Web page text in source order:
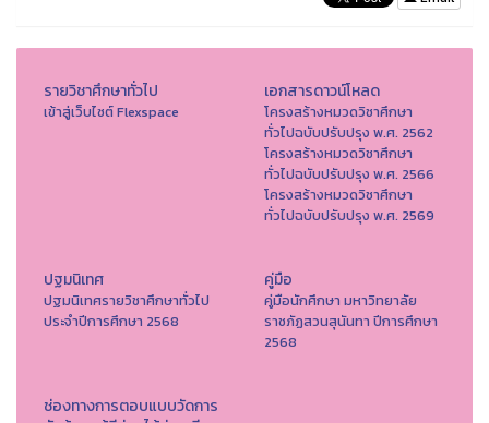
รายวิชาศึกษาทั่วไป
เข้าสู่เว็บไซต์ Flexspace
เอกสารดาวน์โหลด
โครงสร้างหมวดวิชาศึกษา
ทั่วไปฉบับปรับปรุง พ.ศ. 2562
โครงสร้างหมวดวิชาศึกษา
ทั่วไปฉบับปรับปรุง พ.ศ. 2566
โครงสร้างหมวดวิชาศึกษา
ทั่วไปฉบับปรับปรุง พ.ศ. 2569
ปฐมนิเทศ
ปฐมนิเทศรายวิชาศึกษาทั่วไป
ประจำปีการศึกษา 2568
คู่มือ
คู่มือนักศึกษา มหาวิทยาลัย
ราชภัฏสวนสุนันทา ปีการศึกษา
2568
ช่องทางการตอบแบบวัดการ